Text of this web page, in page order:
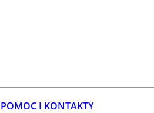
POMOC I KONTAKTY